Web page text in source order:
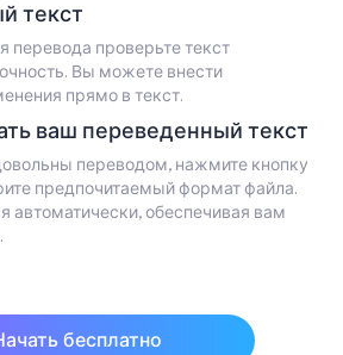
текст
перевода проверьте текст
Вы можете внести
прямо в текст.
ваш переведенный текст
переводом, нажмите кнопку
предпочитаемый формат файла.
автоматически, обеспечивая вам
бесплатно